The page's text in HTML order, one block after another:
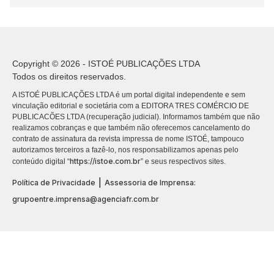
Copyright © 2026 - ISTOÉ PUBLICAÇÕES LTDA
Todos os direitos reservados.
A ISTOÉ PUBLICAÇÕES LTDA é um portal digital independente e sem
vinculação editorial e societária com a EDITORA TRES COMÉRCIO DE
PUBLICACÕES LTDA (recuperação judicial). Informamos também que não
realizamos cobranças e que também não oferecemos cancelamento do
contrato de assinatura da revista impressa de nome ISTOÉ, tampouco
autorizamos terceiros a fazê-lo, nos responsabilizamos apenas pelo
conteúdo digital “https://istoe.com.br” e seus respectivos sites.
Política de Privacidade
Assessoria de Imprensa:
grupoentre.imprensa@agenciafr.com.br